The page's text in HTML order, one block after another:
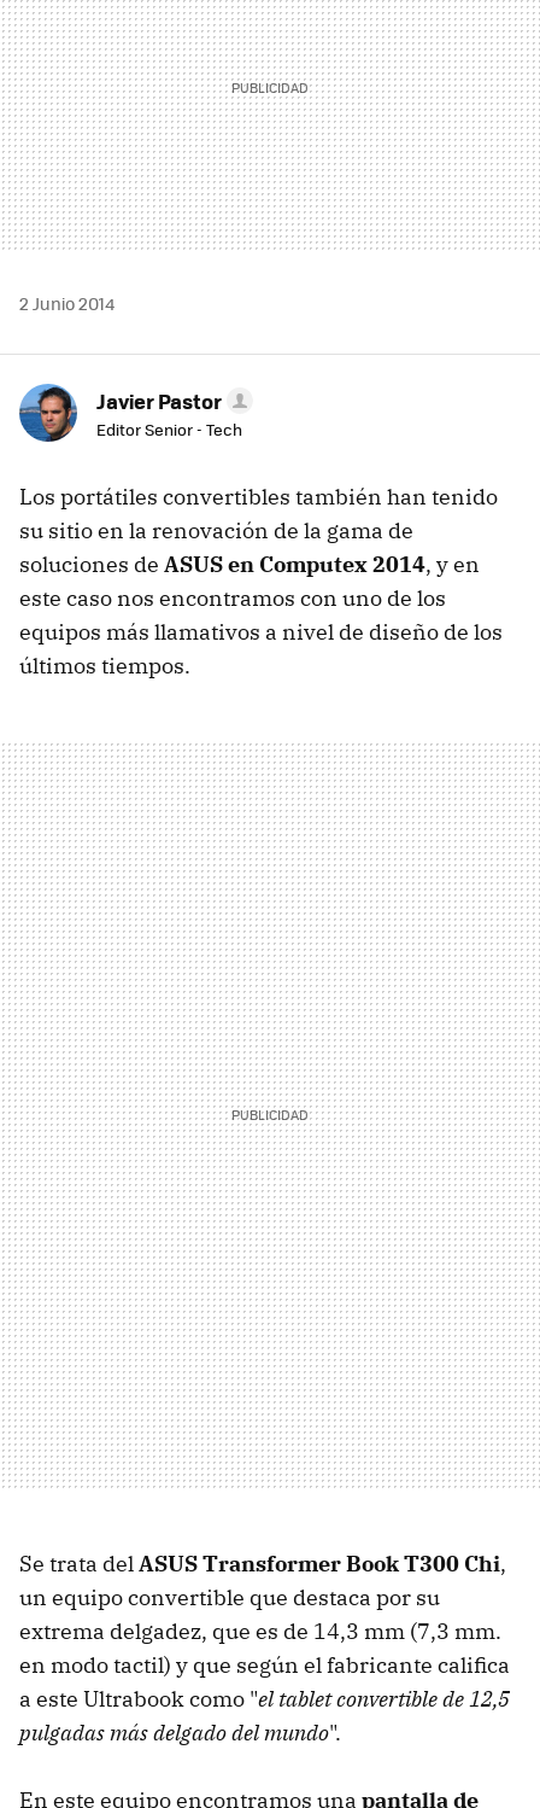
2 Junio 2014
Javier Pastor
Editor Senior - Tech
Los portátiles convertibles también han tenido
su sitio en la renovación de la gama de
soluciones de ASUS en Computex 2014, y en
este caso nos encontramos con uno de los
equipos más llamativos a nivel de diseño de los
últimos tiempos.
Se trata delASUS Transformer Book T300 Chi,
un equipo convertible que destaca por su
extrema delgadez, que es de 14,3 mm (7,3 mm.
en modo tactil) y que según el fabricante califica
a este Ultrabook como "el tablet convertible de 12,5
pulgadas más delgado del mundo".
En este equipo encontramos una pantalla de